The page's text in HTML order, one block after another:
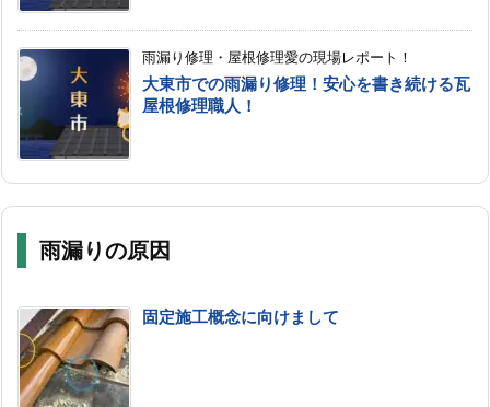
雨漏り修理・屋根修理愛の現場レポート！
大東市での雨漏り修理！安心を書き続ける瓦
屋根修理職人！
雨漏りの原因
固定施工概念に向けまして